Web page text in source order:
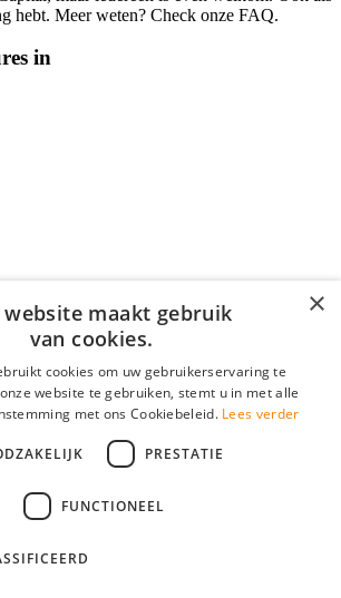
hebt. Meer weten? Check onze FAQ.
in
Overheid Online
App
App
×
website maakt gebruik
van cookies.
cookies om uw gebruikerservaring te
website te gebruiken, stemt u in met alle
met ons Cookiebeleid. Lees verder
PRESTATIE
FUNCTIONEEL